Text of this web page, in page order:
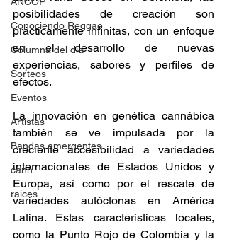
Conociendo Reggae
Columna del día
Sorteos
Eventos
Artistas
Bandas emergentes
cann
raices
posibilidades de creación son
prácticamente infinitas, con un enfoque
en el desarrollo de nuevas
experiencias, sabores y perfiles de
efectos.
La innovación en genética cannábica
también se ve impulsada por la
creciente accesibilidad a variedades
internacionales de Estados Unidos y
Europa, así como por el rescate de
variedades autóctonas en América
Latina. Estas características locales,
como la Punto Rojo de Colombia y la